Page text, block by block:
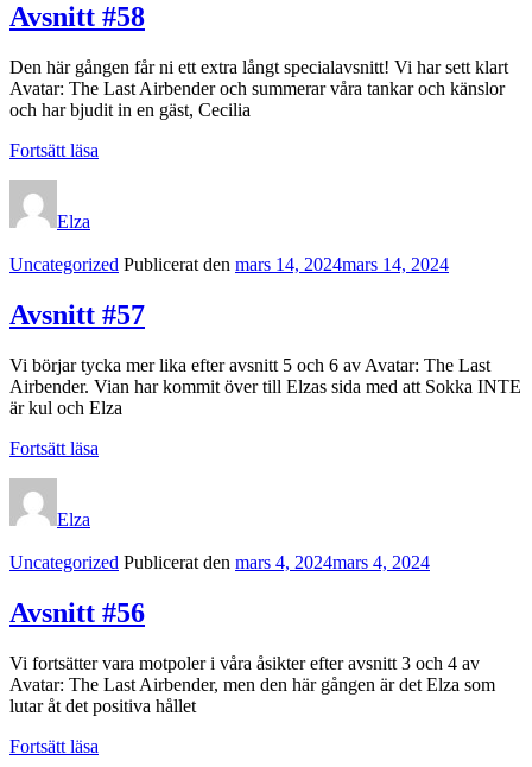
Avsnitt #58
Den här gången får ni ett extra långt specialavsnitt! Vi har sett klart
Avatar: The Last Airbender och summerar våra tankar och känslor
och har bjudit in en gäst, Cecilia
Fortsätt läsa
Elza
Kategorilänkar
Uncategorized Publicerat den mars 14, 2024mars 14, 2024
Avsnitt #57
Vi börjar tycka mer lika efter avsnitt 5 och 6 av Avatar: The Last
Airbender. Vian har kommit över till Elzas sida med att Sokka INTE
är kul och Elza
Fortsätt läsa
Elza
Kategorilänkar
Uncategorized Publicerat den mars 4, 2024mars 4, 2024
Avsnitt #56
Vi fortsätter vara motpoler i våra åsikter efter avsnitt 3 och 4 av
Avatar: The Last Airbender, men den här gången är det Elza som
lutar åt det positiva hållet
Fortsätt läsa